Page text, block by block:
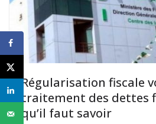
Régularisation fiscale
traitement des dettes
qu’il faut savoir